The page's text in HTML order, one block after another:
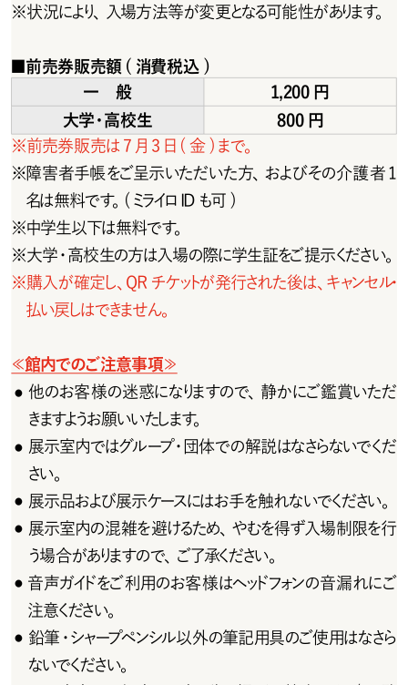
※状 況により、入 場 方 法 等が 変 更となる可 能 性 があります。
■ 前売券販売額(消費税込 )
一 般
1,200円
大学・高校生
800円
※前売券販売は 7月3日( 金 )まで。
※障害者手帳をご呈示いただいた方、およびその介護者1
名は無 料です。( ミライロ ID も可 )
※中学生以下は無料です。
※大学・高校生の方は入場の際に学生証をご提示ください。
※購 入 が 確 定し 、Q R チ ケットが 発 行 され た 後 は 、キャン セ ル・
払い戻しはできません。
≪館内でのご注意事項≫
● 他のお 客 様の迷 惑になりますので、静 かにご 鑑 賞いただ
きますようお願いいたします。
● 展示室内ではグループ・団体での解説はなさらないでくだ
さい。
● 展示品および展示ケースにはお手を触れないでください。
● 展示室内の混雑を避けるため、やむを得ず入場制限を行
う場 合 がありますので、ご了承ください。
● 音声ガイドをご利用のお客様はヘッドフォンの音漏れにご
注意ください。
● 鉛筆・シャープペンシル以外の筆記用具のご使用はなさら
ないでください。